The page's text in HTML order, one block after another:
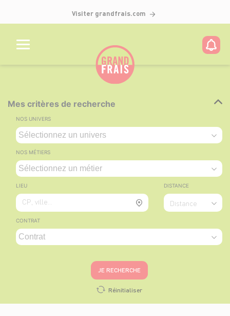
Visiter grandfrais.com
Mes critères de recherche
NOS UNIVERS
NOS MÉTIERS
LIEU
CP, ville...
DISTANCE
Distance
CONTRAT
JE RECHERCHE
Réinitialiser